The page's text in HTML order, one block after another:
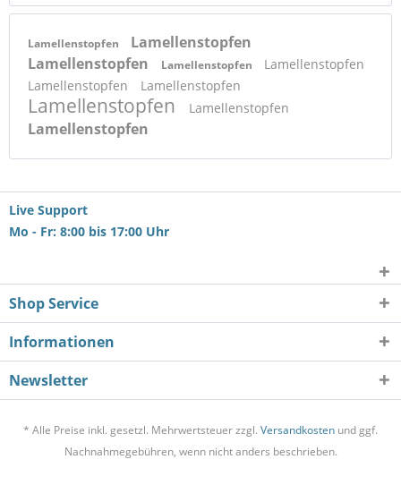
Lamellenstopfen
Lamellenstopfen
Lamellenstopfen
Lamellenstopfen
Lamellenstopfen
Lamellenstopfen
Lamellenstopfen
Lamellenstopfen Lamellenstopfen
Lamellenstopfen
Live Support
Mo - Fr: 8:00 bis 17:00 Uhr
Shop Service
Informationen
Newsletter
* Alle Preise inkl. gesetzl. Mehrwertsteuer zzgl. Versandkosten und ggf.
Nachnahmegebühren, wenn nicht anders beschrieben.